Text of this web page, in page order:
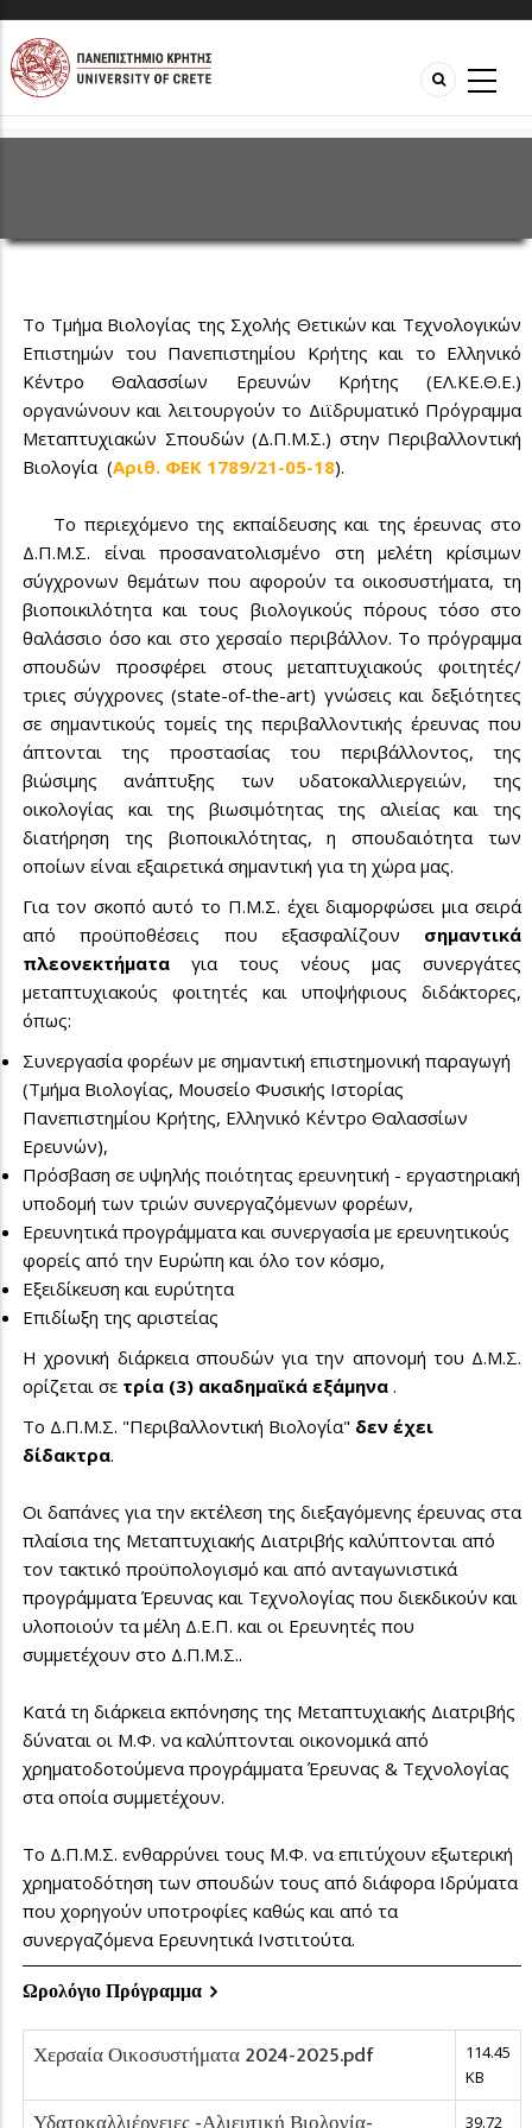
Το Τμήμα Βιολογίας της Σχολής Θετικών και Τεχνολογικών
Επιστημών του Πανεπιστημίου Κρήτης και το Ελληνικό
Κέντρο Θαλασσίων Ερευνών Κρήτης (ΕΛ.ΚΕ.Θ.Ε.)
οργανώνουν και λειτουργούν το Διϊδρυματικό Πρόγραμμα
Μεταπτυχιακών Σπουδών (Δ.Π.Μ.Σ.) στην Περιβαλλοντική
Βιολογία (Aριθ. ΦEK 1789/21-05-18).
Το περιεχόμενο της εκπαίδευσης και της έρευνας στο
Δ.Π.Μ.Σ. είναι προσανατολισμένο στη μελέτη κρίσιμων
σύγχρονων θεμάτων που αφορούν τα οικοσυστήματα, τη
βιοποικιλότητα και τους βιολογικούς πόρους τόσο στο
θαλάσσιο όσο και στο χερσαίο περιβάλλον. To πρόγραμμα
σπουδών προσφέρει στους μεταπτυχιακούς φοιτητές/
τριες σύγχρονες (state-of-the-art) γνώσεις και δεξιότητες
σε σημαντικούς τομείς της περιβαλλοντικής έρευνας που
άπτονται της προστασίας του περιβάλλοντος, της
βιώσιμης ανάπτυξης των υδατοκαλλιεργειών, της
οικολογίας και της βιωσιμότητας της αλιείας και της
διατήρηση της βιοποικιλότητας, η σπουδαιότητα των
οποίων είναι εξαιρετικά σημαντική για τη χώρα μας.
Για τον σκοπό αυτό το Π.Μ.Σ. έχει διαμορφώσει μια σειρά
από προϋποθέσεις που εξασφαλίζουν σημαντικά
πλεονεκτήματα για τους νέους μας συνεργάτες
μεταπτυχιακούς φοιτητές και υποψήφιους διδάκτορες,
όπως:
Συνεργασία φορέων με σημαντική επιστημονική παραγωγή
(Τμήμα Βιολογίας, Μουσείο Φυσικής Ιστορίας
Πανεπιστημίου Κρήτης, Ελληνικό Κέντρο Θαλασσίων
Ερευνών),
Πρόσβαση σε υψηλής ποιότητας ερευνητική - εργαστηριακή
υποδομή των τριών συνεργαζόμενων φορέων,
Ερευνητικά προγράμματα και συνεργασία με ερευνητικούς
φορείς από την Ευρώπη και όλο τον κόσμο,
Εξειδίκευση και ευρύτητα
Επιδίωξη της αριστείας
Η χρονική διάρκεια σπουδών για την απονομή του Δ.Μ.Σ.
ορίζεται σε τρία (3) ακαδημαϊκά εξάμηνα .
Το Δ.Π.Μ.Σ. "Περιβαλλοντική Βιολογία" δεν έχει
δίδακτρα.
Οι δαπάνες για την εκτέλεση της διεξαγόμενης έρευνας στα
πλαίσια της Μεταπτυχιακής Διατριβής καλύπτονται από
τον τακτικό προϋπολογισμό και από ανταγωνιστικά
προγράμματα Έρευνας και Τεχνολογίας που διεκδικούν και
υλοποιούν τα μέλη Δ.Ε.Π. και οι Ερευνητές που
συμμετέχουν στο Δ.Π.Μ.Σ..
Κατά τη διάρκεια εκπόνησης της Μεταπτυχιακής Διατριβής
δύναται οι Μ.Φ. να καλύπτονται οικονομικά από
χρηματοδοτούμενα προγράμματα Έρευνας & Τεχνολογίας
στα οποία συμμετέχουν.
Το Δ.Π.Μ.Σ. ενθαρρύνει τους Μ.Φ. να επιτύχουν εξωτερική
χρηματοδότηση των σπουδών τους από διάφορα Ιδρύματα
που χορηγούν υποτροφίες καθώς και από τα
συνεργαζόμενα Ερευνητικά Ινστιτούτα.
Ωρολόγιο Πρόγραμμα
Χερσαία Οικοσυστήματα 2024-2025.pdf
114.45
KB
39.72